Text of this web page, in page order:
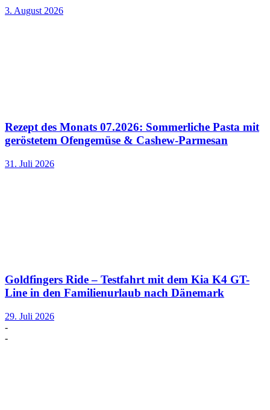
3. August 2026
Rezept des Monats 07.2026: Sommerliche Pasta mit
geröstetem Ofengemüse & Cashew-Parmesan
31. Juli 2026
Goldfingers Ride – Testfahrt mit dem Kia K4 GT-
Line in den Familienurlaub nach Dänemark
29. Juli 2026
-
-